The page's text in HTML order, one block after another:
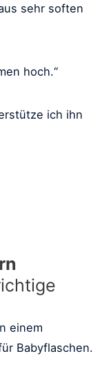
sehr soften
hoch.“
ich ihn
einem
Babyflaschen.